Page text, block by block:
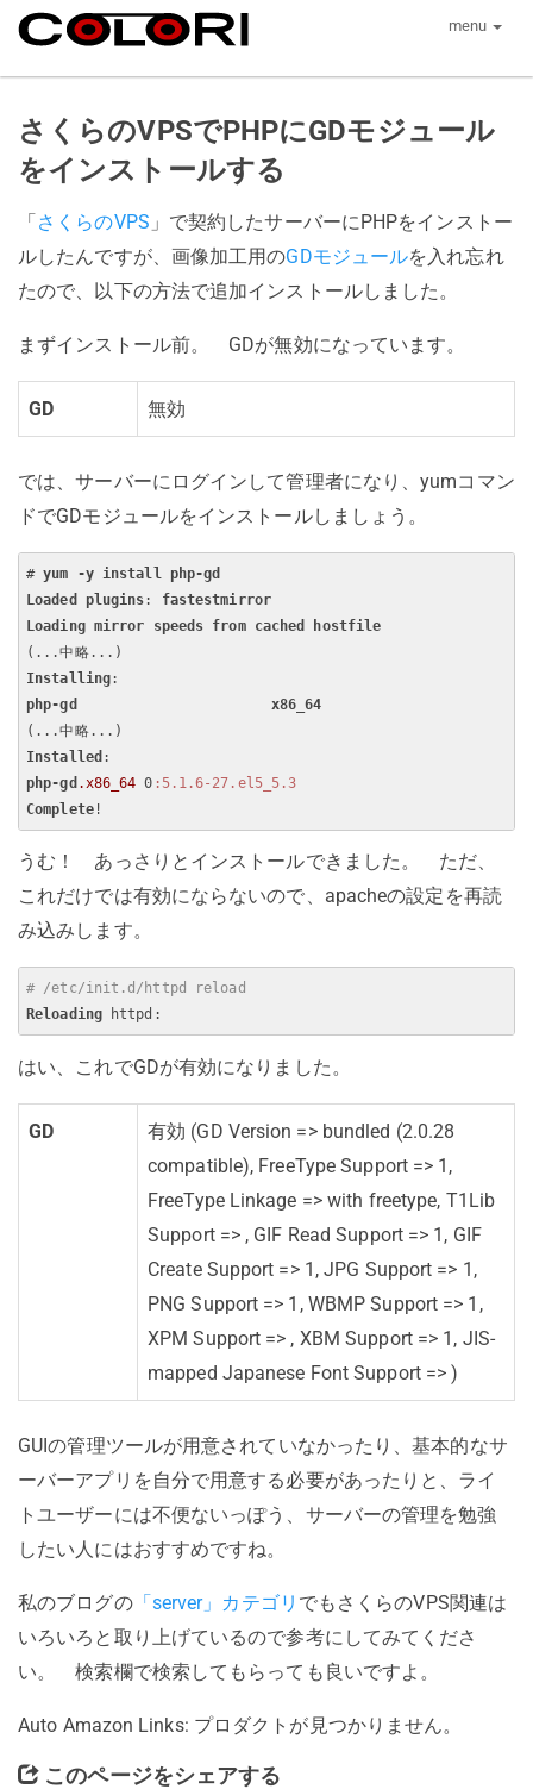
menu
さくらのVPSでPHPにGDモジュール
をインストールする
「さくらのVPS 」で契約したサーバーにPHPをインストー
ルしたんですが、画像加工用のGDモジュールを入れ忘れ
たので、以下の方法で追加インストールしました。
まずインストール前。 GDが無効になっています。
GD 無効
では、サーバーにログインして管理者になり、yumコマン
ドでGDモジュールをインストールしましょう。
# yum -y install
php-gd
Loaded
plugins: fastestmirror
Loading mirror speeds from cached
hostfile
Installing
php-gd
x86_64
Installed
php-gd .x86_64 0 :5.1.6-27.el5_5.3
Complete
うむ！ あっさりとインストールできました。 ただ、
これだけでは有効にならないので、apacheの設定を再読
み込みします。
# /etc/init.d/httpd reload
Reloading httpd:
はい、これでGDが有効になりました。
GD
有効 (GD Version => bundled (2.0.28
compatible), FreeType Support => 1,
FreeType Linkage => with freetype, T1Lib
Support => , GIF Read Support => 1, GIF
Create Support => 1, JPG Support => 1,
PNG Support => 1, WBMP Support => 1,
XPM Support => , XBM Support => 1, JIS-
mapped Japanese Font Support => )
GUIの管理ツールが用意されていなかったり、基本的なサ
ーバーアプリを自分で用意する必要があったりと、ライ
トユーザーには不便ないっぽう、サーバーの管理を勉強
したい人にはおすすめですね。
私のブログの「server」カテゴリ でもさくらのVPS関連は
いろいろと取り上げているので参考にしてみてくださ
い。 検索欄で検索してもらっても良いですよ。
Auto Amazon Links: プロダクトが見つかりません。
このページをシェアする